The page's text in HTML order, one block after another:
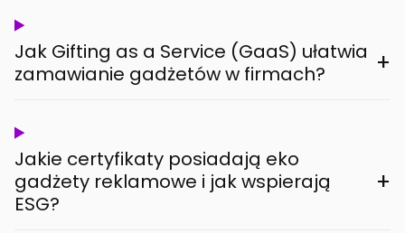
Jak Gifting as a Service (GaaS) ułatwia
zamawianie gadżetów w firmach?
+
Jakie certyfikaty posiadają eko
gadżety reklamowe i jak wspierają
ESG?
+